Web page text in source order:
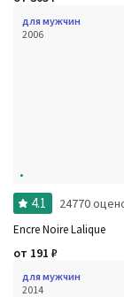
для мужчин
2006
4.1 24770
Encre Noire Lalique
от 191 ₽
для мужчин
2014